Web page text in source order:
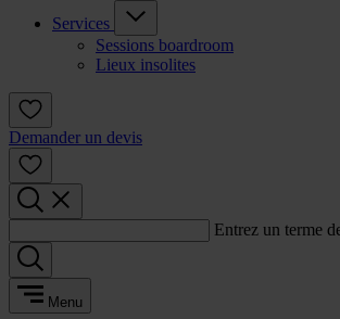
Services
Sessions boardroom
Lieux insolites
Demander un devis
Entrez un terme
Menu